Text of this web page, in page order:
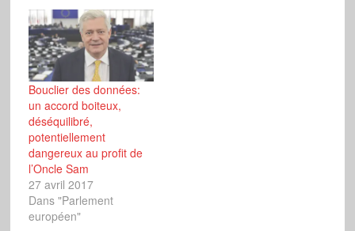
Bouclier des données:
un accord boiteux,
déséquilibré,
potentiellement
dangereux au profit de
l’Oncle Sam
27 avril 2017
Dans "Parlement
européen"